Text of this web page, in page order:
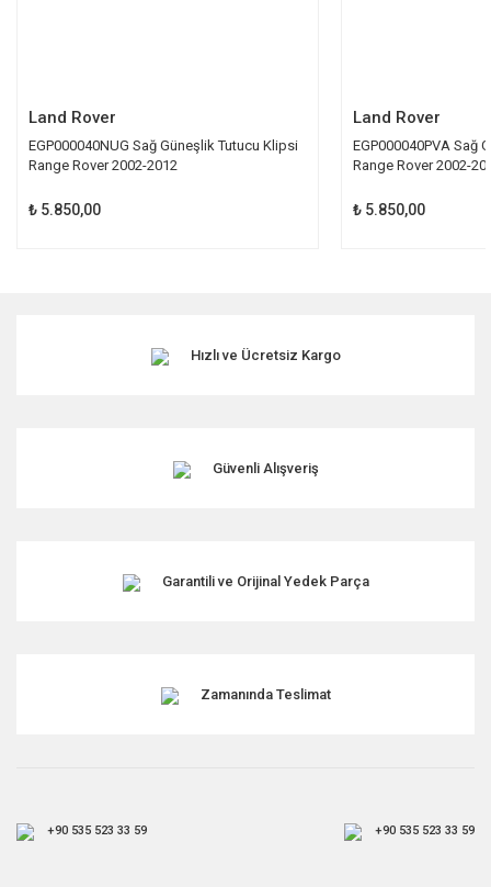
Land Rover
EGP000040NUG Sağ Güneşlik Tutucu Klipsi
Range Rover 2002-2012
₺ 5.850,00
Land Rover
EGP000040PVA Sağ
Range Rover 2002-
₺ 5.850,00
Hızlı ve Ücretsiz Kargo
Güvenli Alışveriş
Garantili ve Orijinal Yedek Parça
Zamanında Teslimat
+90 535 523 33 59 +90 535 523 33 59